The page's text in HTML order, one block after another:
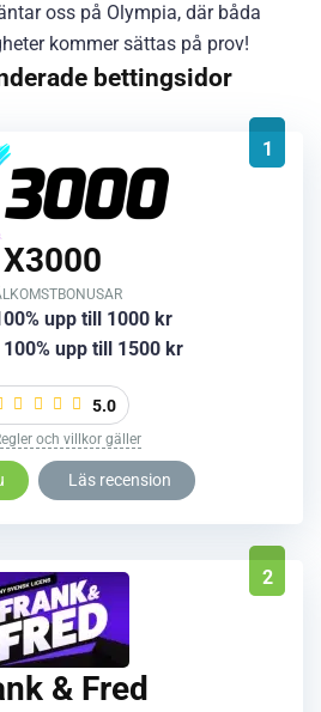
oss på Olympia, där båda
kommer sättas på prov!
bettingsidor
1
X3000
upp till 1000 kr
100% upp till 1500 kr
5.0
och villkor gäller
Läs recension
2
& Fred